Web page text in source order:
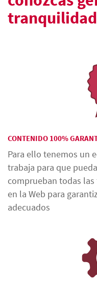
CONTENIDO 100%
Para ello tenemos un
trabaja para que
comprueban todas
en la Web para
adecuados